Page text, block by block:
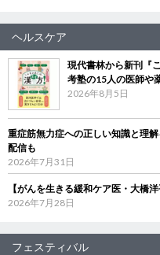
ヘルスケア
現代書林から新刊『
考塾の15人の医師や
2026年8月5日
重症筋無力症への正しい知識と理
配信も
2026年7月31日
【がんを生きる緩和ケア医・大橋
2026年7月28日
フェスティバル